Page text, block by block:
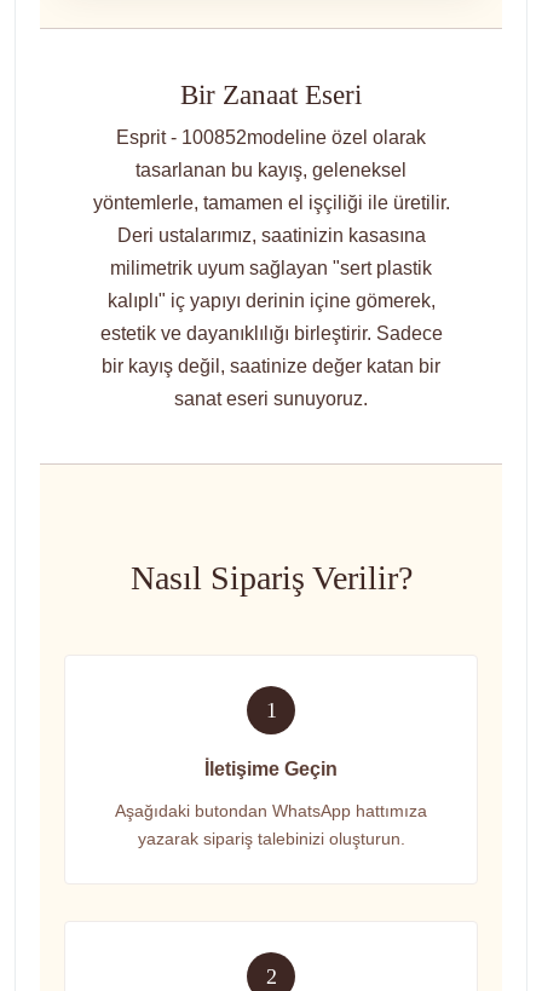
Bir Zanaat Eseri
Esprit - 100852modeline özel olarak
tasarlanan bu kayış, geleneksel
yöntemlerle, tamamen el işçiliği ile üretilir.
Deri ustalarımız, saatinizin kasasına
milimetrik uyum sağlayan "sert plastik
kalıplı" iç yapıyı derinin içine gömerek,
estetik ve dayanıklılığı birleştirir. Sadece
bir kayış değil, saatinize değer katan bir
sanat eseri sunuyoruz.
Nasıl Sipariş Verilir?
1
İletişime Geçin
Aşağıdaki butondan WhatsApp hattımıza
yazarak sipariş talebinizi oluşturun.
2